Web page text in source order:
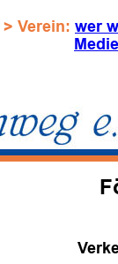
> Verein: wer